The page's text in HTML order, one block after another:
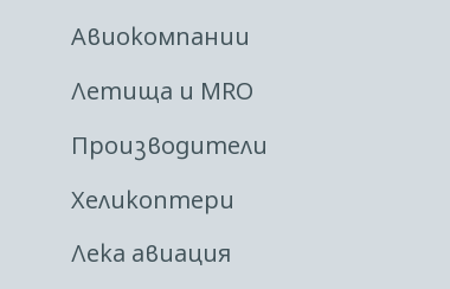
Авиокомпании
Летища и MRO
Производители
Хеликоптери
Лека авиация